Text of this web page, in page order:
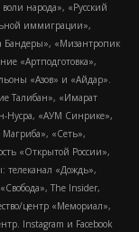
народа», «Русский
иммиграции»,
Бандеры», «Мизантропик
«Артподготовка»,
«Азов» и «Айдар».
Талибан», «Имарат
Нусра, «АУМ Синрике»,
Магриба», «Сеть»,
«Открытой России»,
«Дождь»,
The Insider,
центр «Мемориал»,
Instagram и Facebook